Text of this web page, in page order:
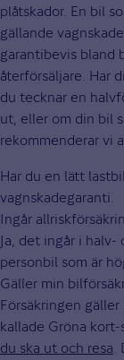
plåtskador. En bil
gällande
garantibevis bland
återförsäljare. Har
du tecknar en
ut, eller om din bil
rekommenderar vi
Har du en lätt
vagnskadegaranti.
Ingår
Ja, det ingår i
personbil som är
Gäller min
Försäkringen
kallade Gröna
du ska ut och resa.